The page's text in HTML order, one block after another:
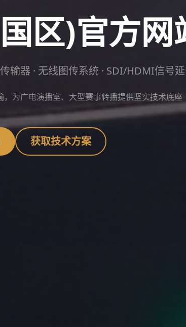
区)官方网
器 · 无线图传系统 · SDI/HDMI信号
为广电演播室、大型赛事转播提供坚实技术底座
获取技术方案